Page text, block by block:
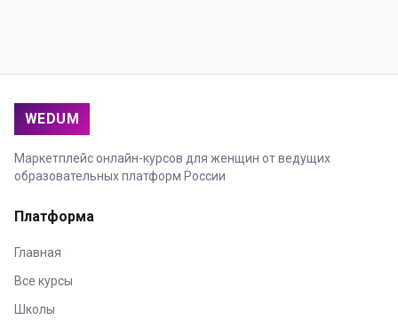
WEDUM
Маркетплейс онлайн-курсов для женщин от ведущих
образовательных платформ России
Платформа
Главная
Все курсы
Школы